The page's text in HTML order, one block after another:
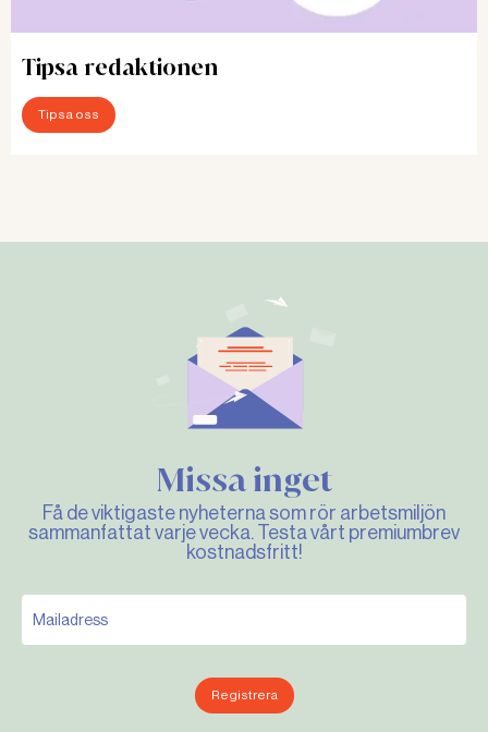
Tipsa redaktionen
Tipsa oss
Missa inget
Få de viktigaste nyheterna som rör arbetsmiljön
sammanfattat varje vecka. Testa vårt premiumbrev
kostnadsfritt!
Registrera